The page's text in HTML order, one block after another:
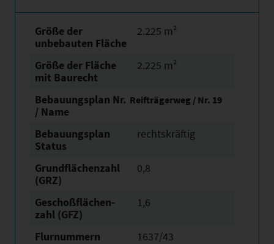
Größe der
unbebauten Fläche
2.225 m²
Größe der Fläche
mit Baurecht
2.225 m²
Bebauungsplan Nr.
/ Name
Reifträgerweg / Nr. 19
Bebauungsplan
Status
rechtskräftig
Grundflächen­zahl
(GRZ)
0,8
Geschoßflächen­
zahl (GFZ)
1,6
Flurnummern
1637/43